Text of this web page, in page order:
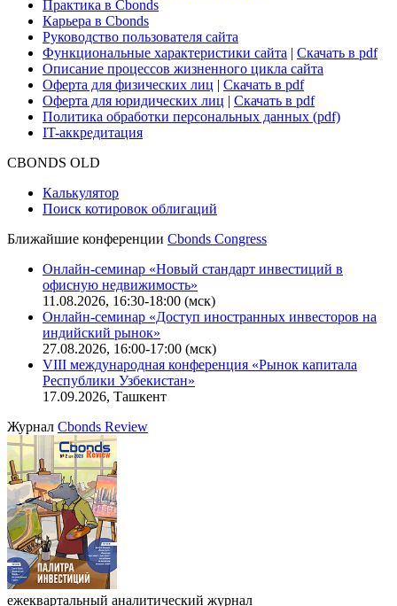
Для клиентов
О нас
Безопасность проведения платежей
Практика в Cbonds
Карьера в Cbonds
Руководство пользователя сайта
Функциональные характеристики сайта|Скачать в pdf
Описание процессов жизненного цикла сайта
Оферта для юридических лиц
IT-аккредитация
Поиск котировок облигаций
Ближайшие конференцииCbonds Congress
Онлайн-семинар «Новый стандарт инвестиций в
офисную недвижимость»
11.08.2026, 16:30-18:00 (мск)
Онлайн-семинар «Доступ иностранных инвесторов на
индийский рынок»
VIII международная конференция «Рынок капитала
Республики Узбекистан»
17.09.2026, Ташкент
ЖурналCbonds Review